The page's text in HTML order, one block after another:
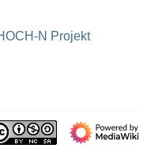
N Projekt